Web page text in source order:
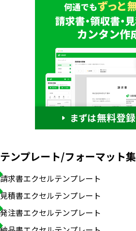
テンプレート/フォーマット集
請求書エクセルテンプレート
見積書エクセルテンプレート
発注書エクセルテンプレート